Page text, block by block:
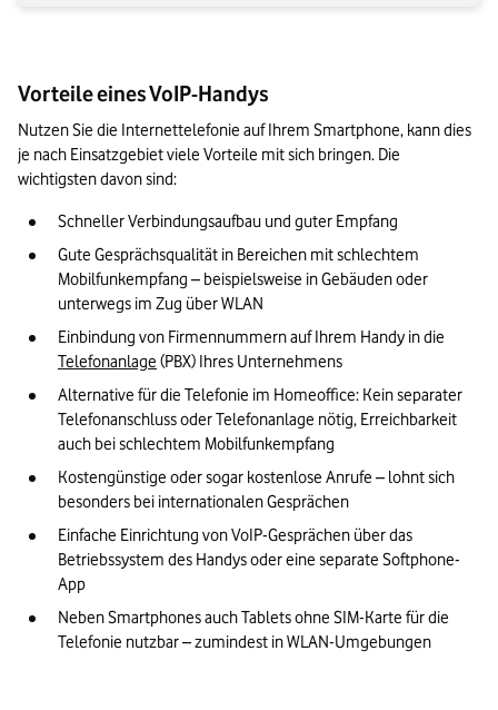
Vorteile eines VoIP-Handys
Nutzen Sie die Internettelefonie auf Ihrem Smartphone, kann dies
je nach Einsatzgebiet viele Vorteile mit sich bringen. Die
wichtigsten davon sind:
Schneller Verbindungsaufbau und guter Empfang
Gute Gesprächsqualität in Bereichen mit schlechtem
Mobilfunkempfang – beispielsweise in Gebäuden oder
unterwegs im Zug über WLAN
Telefonanlage (PBX) Ihres Unternehmens
Alternative für die Telefonie im Homeoffice: Kein separater
Telefonanschluss oder Telefonanlage nötig, Erreichbarkeit
auch bei schlechtem Mobilfunkempfang
Kostengünstige oder sogar kostenlose Anrufe – lohnt sich
besonders bei internationalen Gesprächen
Einfache Einrichtung von VoIP-Gesprächen über das
Betriebssystem des Handys oder eine separate Softphone-
App
Neben Smartphones auch Tablets ohne SIM-Karte für die
Telefonie nutzbar – zumindest in WLAN-Umgebungen